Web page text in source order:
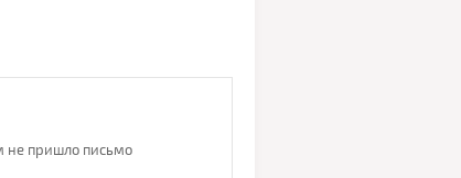
не пришло письмо